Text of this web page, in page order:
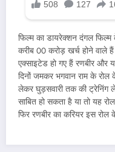
फिल्म का डायरेक्शन दंगल फिल्म
करीब 00 करोड़ खर्च होने वाले
एक्साइटेड हो गए हैं रणबीर और
दिनों जमकर भगवान राम के
लेकर घुड़सवारी तक की ट्रेनिंग
साबित हो सकता है या तो यह
फिर रणबीर का करियर इस रोल